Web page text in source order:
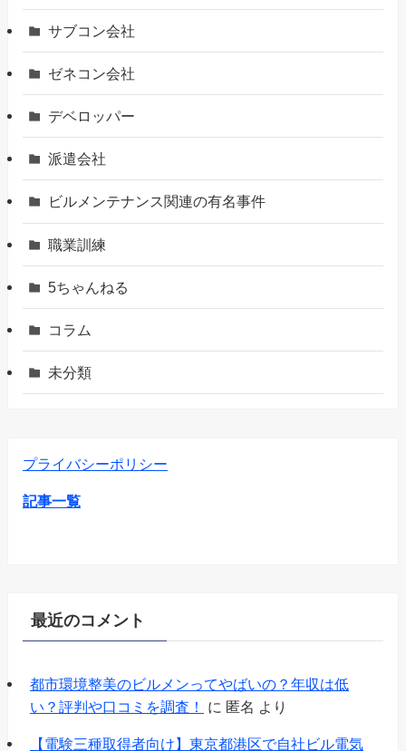
サブコン会社
ゼネコン会社
デベロッパー
派遣会社
ビルメンテナンス関連の有名事件
職業訓練
5ちゃんねる
コラム
未分類
プライバシーポリシー
記事一覧
最近のコメント
都市環境整美のビルメンってやばいの？年収は低
い？評判や口コミを調査！
に 匿名 より
【電験三種取得者向け】東京都港区で自社ビル電気